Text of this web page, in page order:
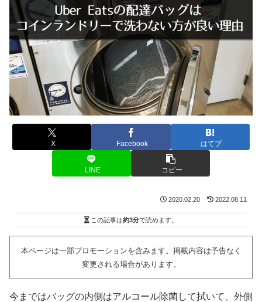
X Facebook はてブ
LINE コピー
2020.02.20 2022.08.11
この記事は約3分で読めます。
本ページは一部プロモーションを含みます。掲載内容は予告なく
変更される場合があります。
今まではバッグの内側はアルコール除菌して拭いて、外側